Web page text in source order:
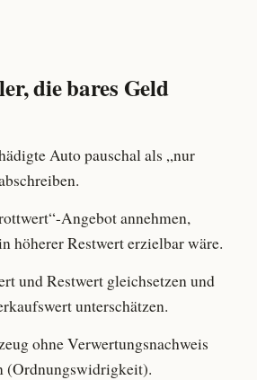
die bares Geld
Auto pauschal als „nur
Angebot annehmen,
höherer Restwert erzielbar wäre.
und Restwert gleichsetzen und
unterschätzen.
ohne Verwertungsnachweis
(Ordnungswidrigkeit).